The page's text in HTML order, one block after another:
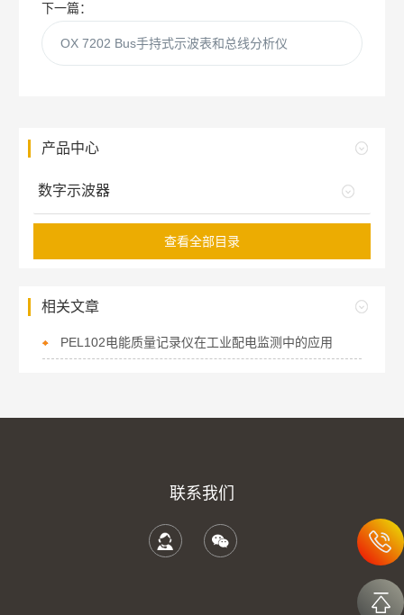
下一篇：
OX 7202 Bus手持式示波表和总线分析仪
产品中心
数字示波器
查看全部目录
相关文章
PEL102电能质量记录仪在工业配电监测中的应用
联系我们